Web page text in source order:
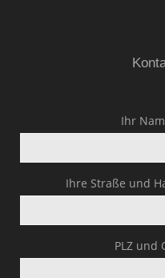
Ihr
Ihre Straße und
PLZ und